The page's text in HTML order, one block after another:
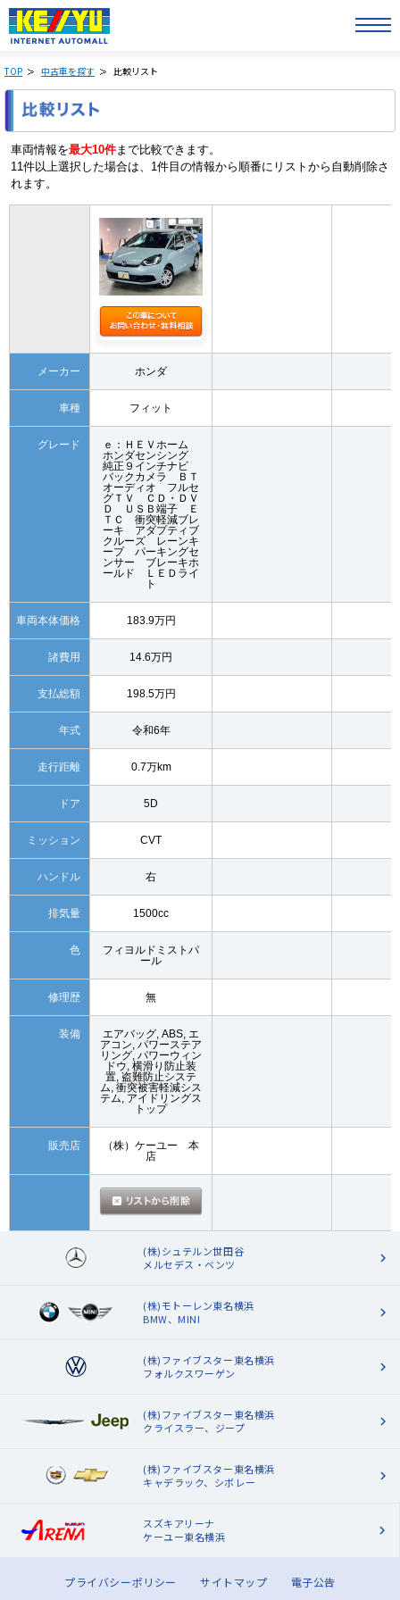
TOP 中古車を探す 比較リスト
車両情報を最大10件まで比較できます。
11件以上選択した場合は、1件目の情報から順番にリストから自動削除さ
れます。
メーカー ホンダ
車種 フィット
グレード
ｅ：ＨＥＶホーム
ホンダセンシング
純正９インチナビ
バックカメラ ＢＴ
オーディオ フルセ
グＴＶ ＣＤ・ＤＶ
Ｄ ＵＳＢ端子 Ｅ
ＴＣ 衝突軽減ブレ
ーキ アダプティブ
クルーズ レーンキ
ープ パーキングセ
ンサー ブレーキホ
ールド ＬＥＤライ
ト
車両本体価格 183.9万円
諸費用 14.6万円
支払総額 198.5万円
年式 令和6年
走行距離 0.7万km
ドア 5D
ミッション CVT
ハンドル 右
排気量 1500cc
色
フィヨルドミストパ
ール
修理歴 無
装備
エアバッグ, ABS, エ
アコン, パワーステア
リング, パワーウィン
ドウ, 横滑り防止装
置, 盗難防止システ
ム, 衝突被害軽減シス
テム, アイドリングス
トップ
販売店
（株）ケーユー 本
店
(株)シュテルン世田谷
メルセデス・ベンツ
(株)モトーレン東名横浜
BMW、MINI
(株)ファイブスター東名横浜
フォルクスワーゲン
(株)ファイブスター東名横浜
クライスラー、ジープ
(株)ファイブスター東名横浜
キャデラック、シボレー
スズキアリーナ
ケーユー東名横浜
プライバシーポリシー サイトマップ
電子公告